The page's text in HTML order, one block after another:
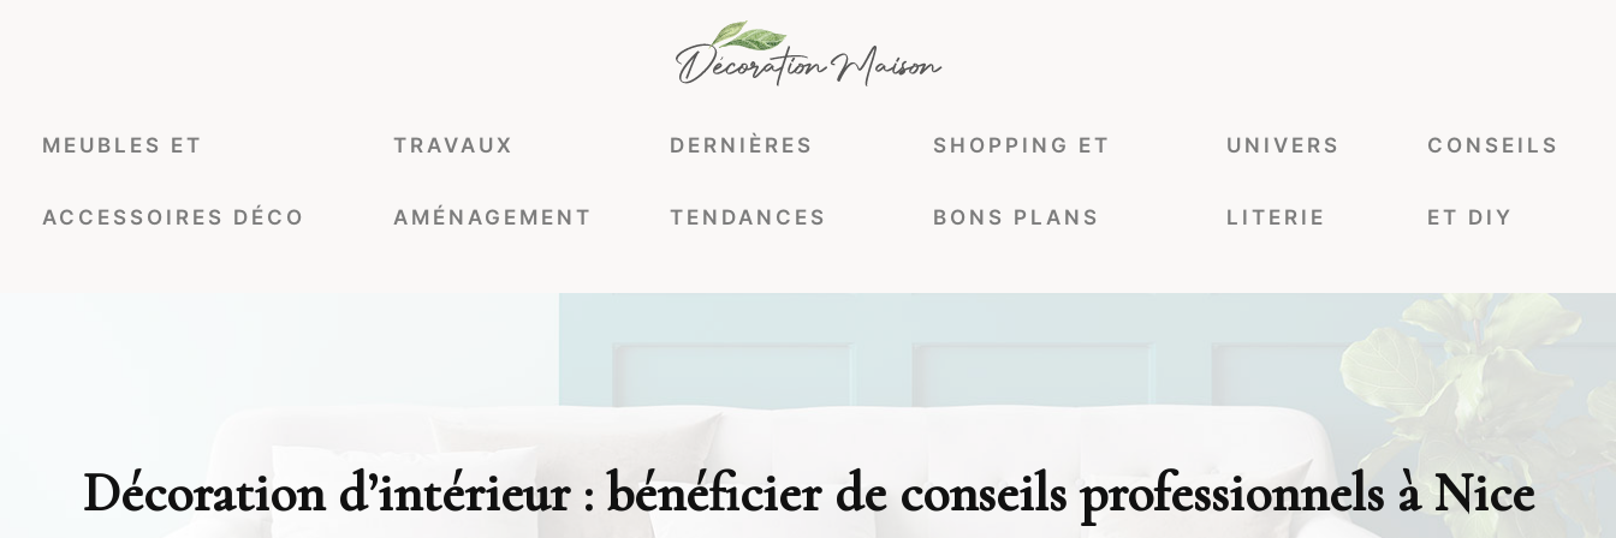
MEUBLES ET
ACCESSOIRES DÉCO
TRAVAUX
AMÉNAGEMENT
DERNIÈRES
TENDANCES
SHOPPING ET
BONS PLANS
UNIVERS
LITERIE
CONSEILS
ET DIY
Décoration d’intérieur : bénéficier de conseils professionnels à Nice